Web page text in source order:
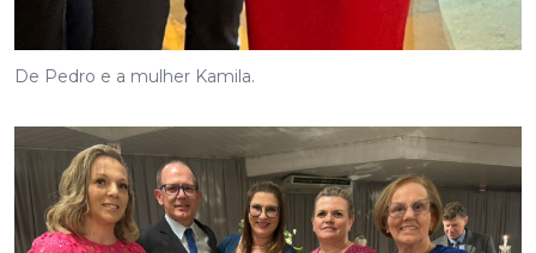
De Pedro e a mulher Kamila.